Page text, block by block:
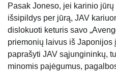
Pasak Joneso, jei karinio
išsipildys per jūrą, JAV
dislokuoti keturis savo
priemonių laivus iš Japonijos
paprašyti JAV sąjungininkų,
minomis pajėgumus,